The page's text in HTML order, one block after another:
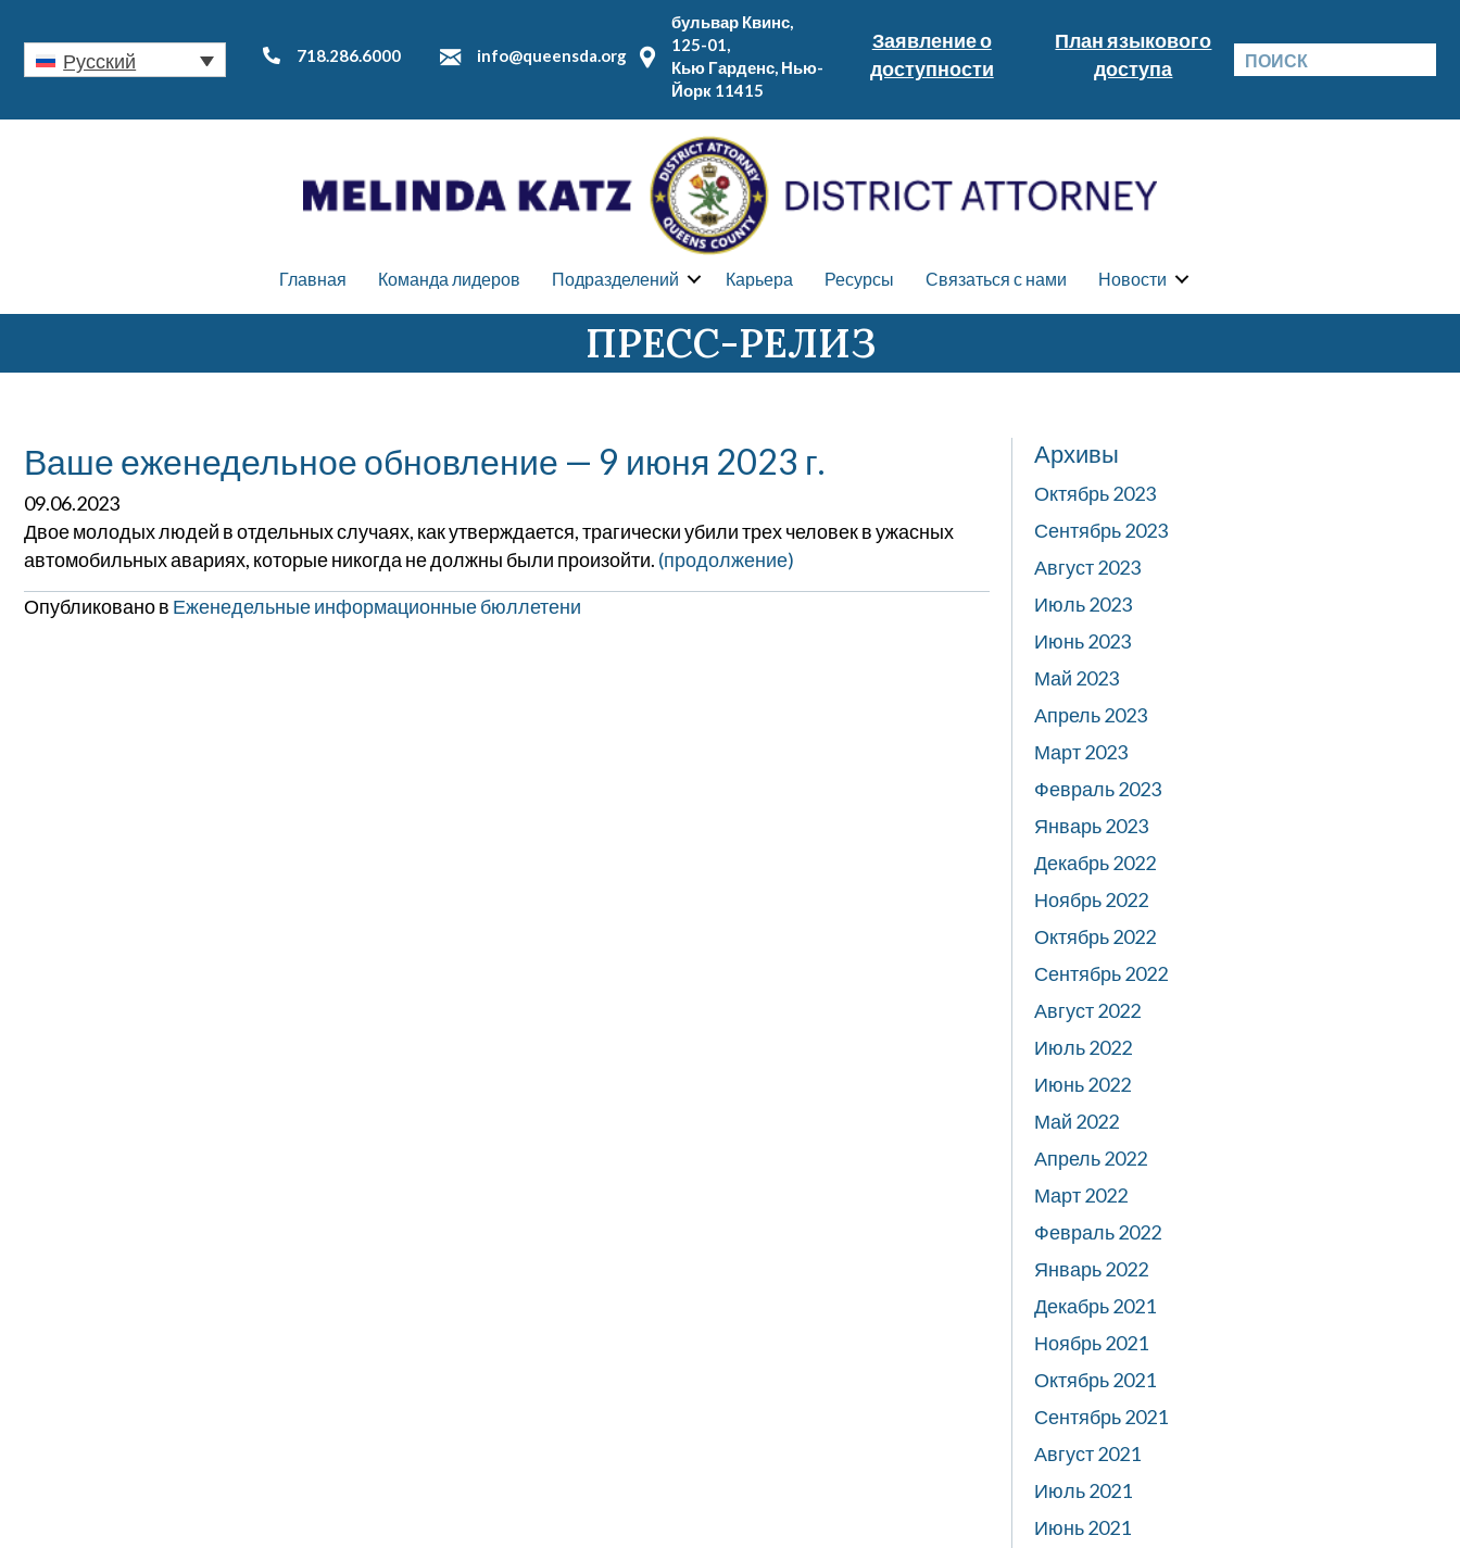
Русский 718.286.6000 info@queensda.org
бульвар Квинс,
125-01,
Кью Гарденс, Нью-
Йорк 11415
Заявление о
доступности
План языкового
доступа
Главная Команда лидеров Подразделений Карьера Ресурсы Связаться с нами Новости
ПРЕСС-РЕЛИЗ
Ваше еженедельное обновление — 9 июня 2023 г.
09.06.2023
Двое молодых людей в отдельных случаях, как утверждается, трагически убили трех человек в ужасных
автомобильных авариях, которые никогда не должны были произойти. (продолжение)
Опубликовано в Еженедельные информационные бюллетени
Архивы
Октябрь 2023
Сентябрь 2023
Август 2023
Июль 2023
Июнь 2023
Май 2023
Апрель 2023
Март 2023
Февраль 2023
Январь 2023
Декабрь 2022
Ноябрь 2022
Октябрь 2022
Сентябрь 2022
Август 2022
Июль 2022
Июнь 2022
Май 2022
Апрель 2022
Март 2022
Февраль 2022
Январь 2022
Декабрь 2021
Ноябрь 2021
Октябрь 2021
Сентябрь 2021
Август 2021
Июль 2021
Июнь 2021